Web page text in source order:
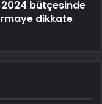
2024 bütçesinde
dikkate